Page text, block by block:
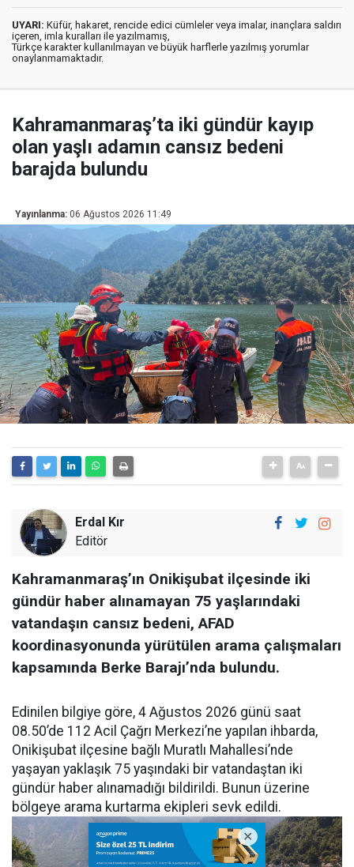
UYARI: Küfür, hakaret, rencide edici cümleler veya imalar, inançlara saldırı
içeren, imla kuralları ile yazılmamış,
Türkçe karakter kullanılmayan ve büyük harflerle yazılmış yorumlar
onaylanmamaktadır.
Kahramanmaraş’ta iki gündür kayıp
olan yaşlı adamın cansız bedeni
barajda bulundu
Yayınlanma: 06 Ağustos 2026 11:49
Erdal Kır
Editör
Kahramanmaraş’ın Onikişubat ilçesinde iki
gündür haber alınamayan 75 yaşlarındaki
vatandaşın cansız bedeni, AFAD
koordinasyonunda yürütülen arama çalışmaları
kapsamında Berke Barajı’nda bulundu.
Edinilen bilgiye göre, 4 Ağustos 2026 günü saat
08.50’de 112 Acil Çağrı Merkezi’ne yapılan ihbarda,
Onikişubat ilçesine bağlı Muratlı Mahallesi’nde
yaşayan yaklaşık 75 yaşındaki bir vatandaştan iki
gündür haber alınamadığı bildirildi. Bunun üzerine
bölgeye arama kurtarma ekipleri sevk edildi.